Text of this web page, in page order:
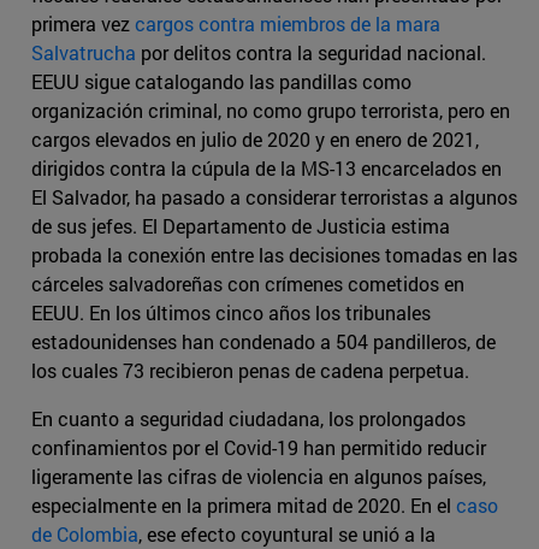
primera vezcargos contra miembros de la mara
Salvatrucha por delitos contra la seguridad nacional.
EEUU sigue catalogando las pandillas como
organización criminal, no como grupo terrorista, pero en
cargos elevados en julio de 2020 y en enero de 2021,
dirigidos contra la cúpula de la MS-13 encarcelados en
El Salvador, ha pasado a considerar terroristas a algunos
de sus jefes. El Departamento de Justicia estima
probada la conexión entre las decisiones tomadas en las
cárceles salvadoreñas con crímenes cometidos en
EEUU. En los últimos cinco años los tribunales
estadounidenses han condenado a 504 pandilleros, de
los cuales 73 recibieron penas de cadena perpetua.
En cuanto a seguridad ciudadana, los prolongados
confinamientos por el Covid-19 han permitido reducir
ligeramente las cifras de violencia en algunos países,
especialmente en la primera mitad de 2020. En el caso
de Colombia, ese efecto coyuntural se unió a la